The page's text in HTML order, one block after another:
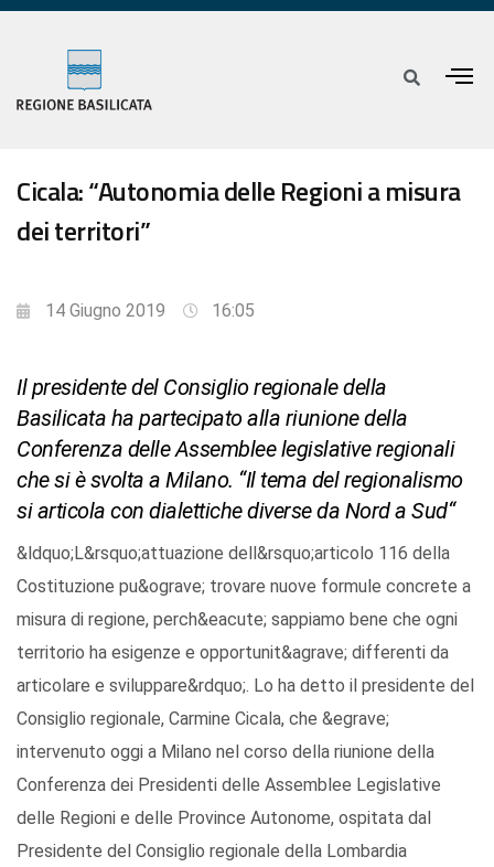
Cicala: “Autonomia delle Regioni a misura
dei territori”
14 Giugno 2019 16:05
Il presidente del Consiglio regionale della
Basilicata ha partecipato alla riunione della
Conferenza delle Assemblee legislative regionali
che si è svolta a Milano. “Il tema del regionalismo
si articola con dialettiche diverse da Nord a Sud“
&ldquo;L&rsquo;attuazione dell&rsquo;articolo 116 della
Costituzione pu&ograve; trovare nuove formule concrete a
misura di regione, perch&eacute; sappiamo bene che ogni
territorio ha esigenze e opportunit&agrave; differenti da
articolare e sviluppare&rdquo;. Lo ha detto il presidente del
Consiglio regionale, Carmine Cicala, che &egrave;
intervenuto oggi a Milano nel corso della riunione della
Conferenza dei Presidenti delle Assemblee Legislative
delle Regioni e delle Province Autonome, ospitata dal
Presidente del Consiglio regionale della Lombardia